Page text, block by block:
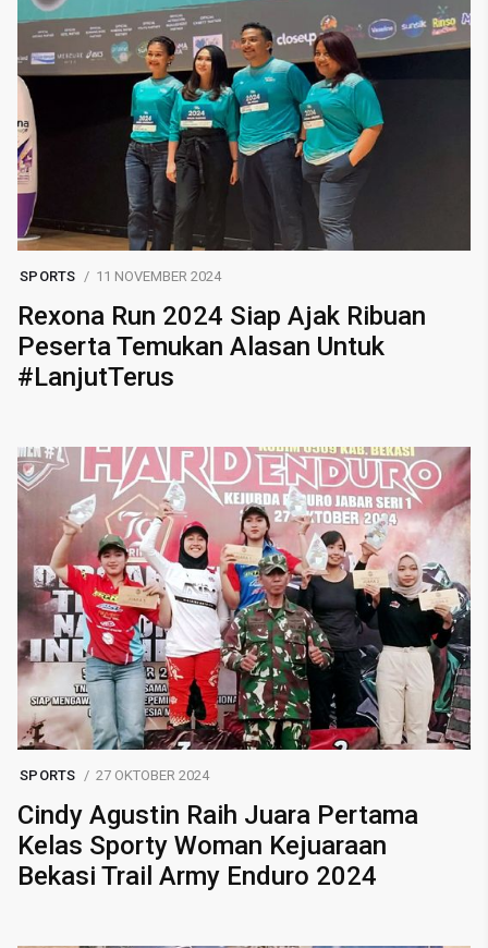
SPORTS 11 NOVEMBER 2024
Rexona Run 2024 Siap Ajak Ribuan
Peserta Temukan Alasan Untuk
#LanjutTerus
SPORTS 27 OKTOBER 2024
Cindy Agustin Raih Juara Pertama
Kelas Sporty Woman Kejuaraan
Bekasi Trail Army Enduro 2024